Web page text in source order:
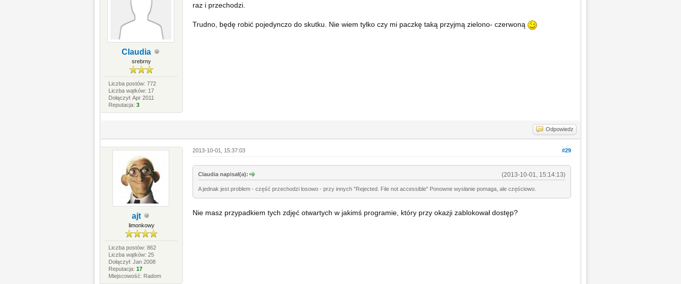
Claudia
srebrny
Liczba postów: 772
Liczba wątków: 17
Dołączył: Apr 2011
Reputacja:3
raz i przechodzi.
Trudno, będę robić pojedynczo do skutku. Nie wiem tylko czy mi paczkę taką przyjmą zielono- czerwoną
Odpowiedz
ajt
limonkowy
Liczba postów: 862
Liczba wątków: 25
Dołączył: Jan 2008
Reputacja:17
Miejscowość: Radom
#29
2013-10-01, 15:37:03
(2013-10-01, 15:14:13)
Claudia napisał(a):
A jednak jest problem - część przechodzi losowo - przy innych "Rejected. File not accessible" Ponowne wysłanie pomaga, ale częściowo.
Nie masz przypadkiem tych zdjęć otwartych w jakimś programie, który przy okazji zablokował dostęp?